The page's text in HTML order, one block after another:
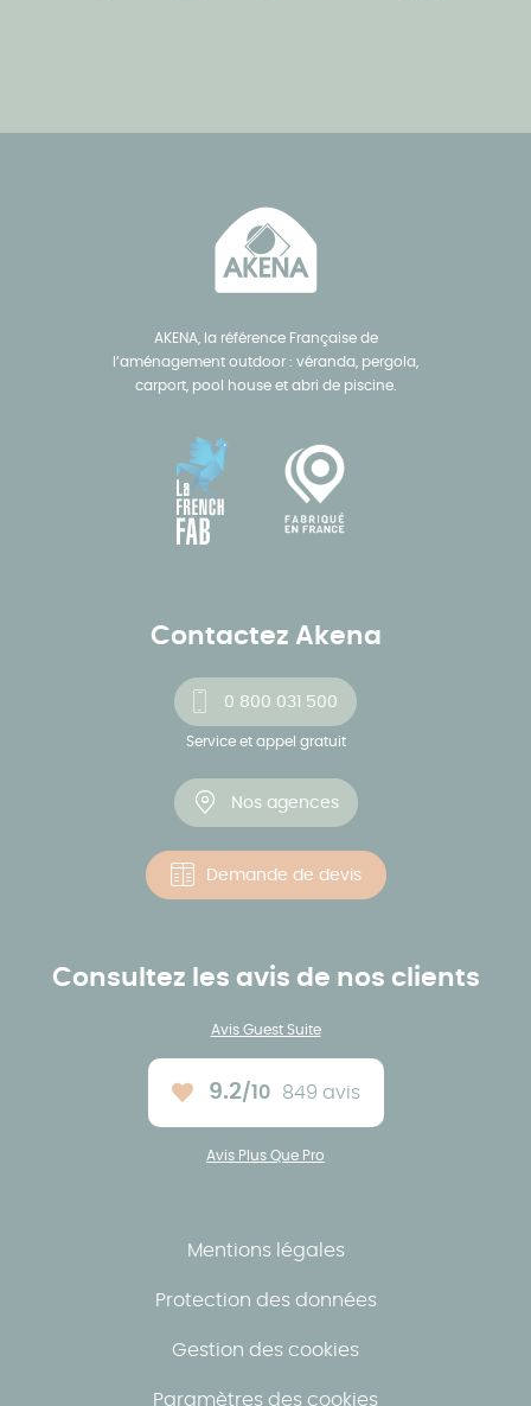
AKENA, la référence Française de
l’aménagement outdoor : véranda, pergola,
carport, pool house et abri de piscine.
Contactez Akena
0 800 031 500
Service et appel gratuit
Nos agences
Demande de devis
Consultez les avis de nos clients
Avis Guest Suite
Note moyenne :
9.2/10 849 avis
Avis Plus Que Pro
Mentions légales
Protection des données
Gestion des cookies
Paramètres des cookies